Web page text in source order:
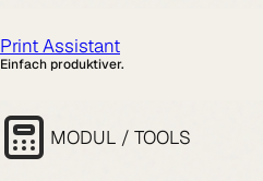
Print Assistant
Einfach produktiver.
MODUL / TOOLS